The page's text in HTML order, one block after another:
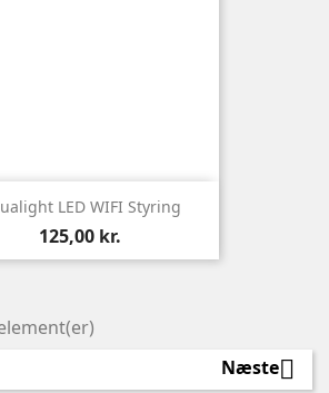
LED WIFI Styring
Pris
125,00 kr.
Næste